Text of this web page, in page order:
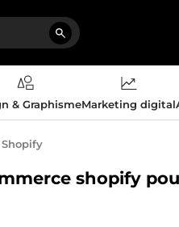
& GraphismeMarketing digital
Shopify
shopify